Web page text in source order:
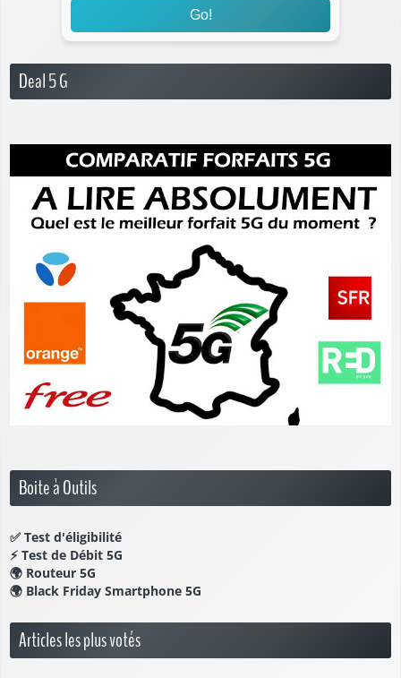
Go!
Deal 5 G
Boite à Outils
✅ Test d'éligibilité
⚡ Test de Débit 5G
🌍 Routeur 5G
🌍 Black Friday Smartphone 5G
Articles les plus votés